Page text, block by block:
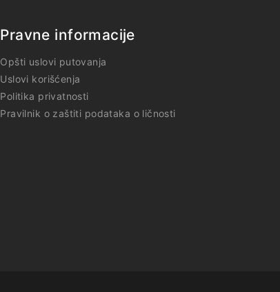
Pravne informacije
Opšti uslovi putovanja
Uslovi korišćenja
Politika privatnosti
Pravilnik o zaštiti podataka o ličnosti